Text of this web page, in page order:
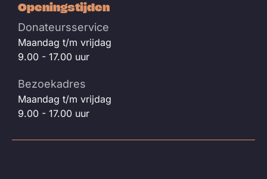
Openingstijden
Donateursservice
Maandag t/m vrijdag
9.00 - 17.00 uur
Bezoekadres
Maandag t/m vrijdag
9.00 - 17.00 uur